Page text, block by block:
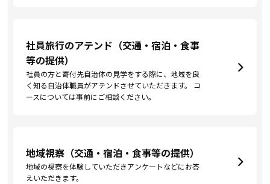
社員旅行のアテンド（交通・宿泊・食事
等の提供）
社員の方と寄付先自治体の見学をする際に、地域を良
く知る自治体職員がアテンドさせていただきます。 コ
ースについては事前にご相談ください。
地域視察（交通・宿泊・食事等の提供）
地域の視察を体験していただきアンケートなどにお答
えいただきます。